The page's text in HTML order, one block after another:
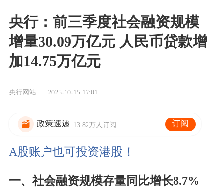
央行：前三季度社会融资规模
增量30.09万亿元 人民币贷款增
加14.75万亿元
央行网站 2025-10-15 17:01
政策速递 13.82万人订阅 订阅
A股账户也可投资港股！
一、社会融资规模存量同比增长8.7%